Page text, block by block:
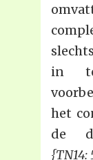
in
het
de
{TN14: